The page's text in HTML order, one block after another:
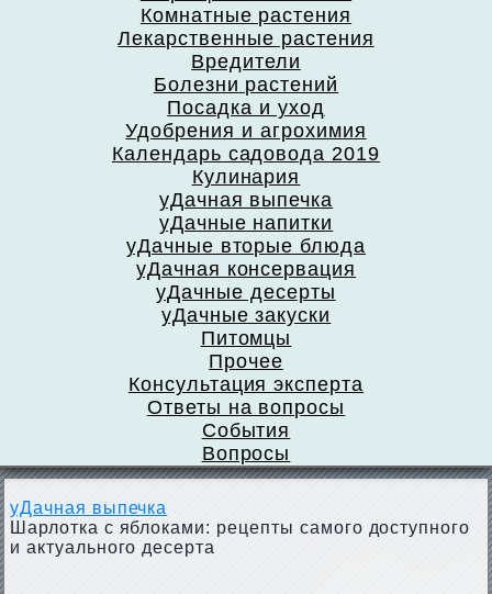
Комнатные растения
Лекарственные растения
Вредители
Болезни растений
Посадка и уход
Удобрения и агрохимия
Календарь садовода 2019
Кулинария
уДачная выпечка
уДачные напитки
уДачные вторые блюда
уДачная консервация
уДачные десерты
уДачные закуски
Питомцы
Прочее
Консультация эксперта
Ответы на вопросы
События
Вопросы
уДачная выпечка
Шарлотка с яблоками: рецепты самого доступного
и актуального десерта